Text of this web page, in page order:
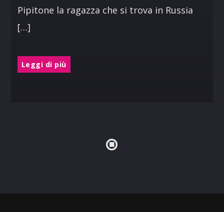
Pipitone la ragazza che si trova in Russia
[…]
Leggi di più